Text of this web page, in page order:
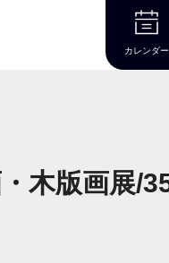
本文
カレンダー
木版画展/